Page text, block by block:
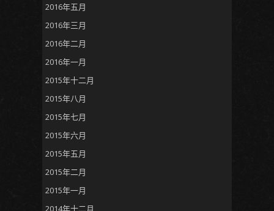
2016年五月
2016年三月
2016年二月
2016年一月
2015年十二月
2015年八月
2015年七月
2015年六月
2015年五月
2015年二月
2015年一月
2014年十二月